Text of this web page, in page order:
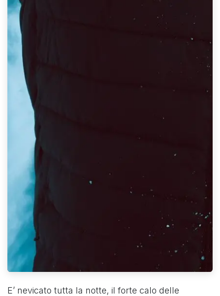
E’ nevicato tutta la notte, il forte calo delle